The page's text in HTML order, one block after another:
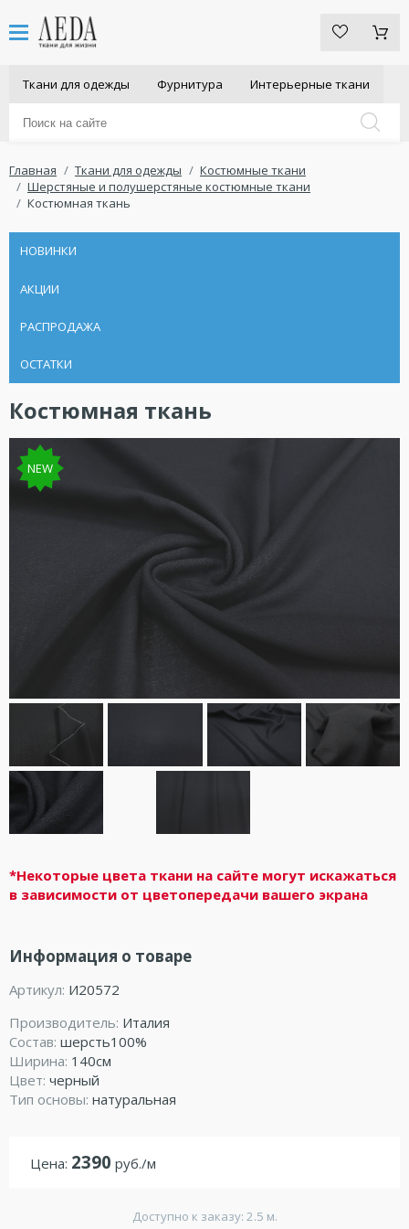
Ткани для одежды Фурнитура Интерьерные ткани
Главная Ткани для одежды
Костюмные ткани
Шерстяные и полушерстяные костюмные ткани
Костюмная ткань
НОВИНКИ
АКЦИИ
РАСПРОДАЖА
ОСТАТКИ
Костюмная ткань
NEW
*Некоторые цвета ткани на сайте могут искажаться
в зависимости от цветопередачи вашего экрана
Информация о товаре
Артикул: И20572
Производитель: Италия
Состав: шерсть100%
Ширина: 140см
Цвет: черный
Тип основы: натуральная
Цена: 2390 руб./м
Доступно к заказу: 2.5 м.